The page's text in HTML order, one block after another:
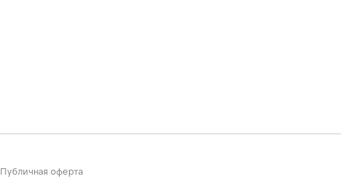
Публичная оферта